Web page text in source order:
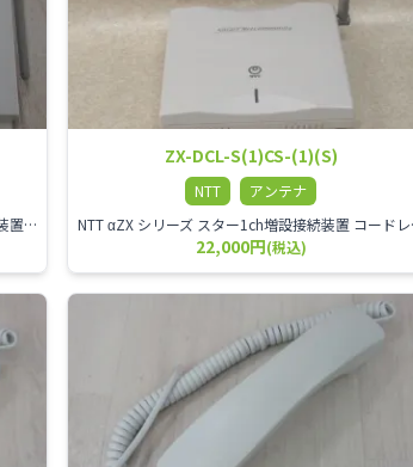
NTT αZX コードレス電話機 3チャンネル用 接続装置 マスター デジタルコードレス（ZX-DCL-PS等）の専用管理用アンテナです。
ZX-DCL-S(1)CS-(1)(S)
NTT
アンテナ
NTT αZX シリーズ ス
22,000円(税込)